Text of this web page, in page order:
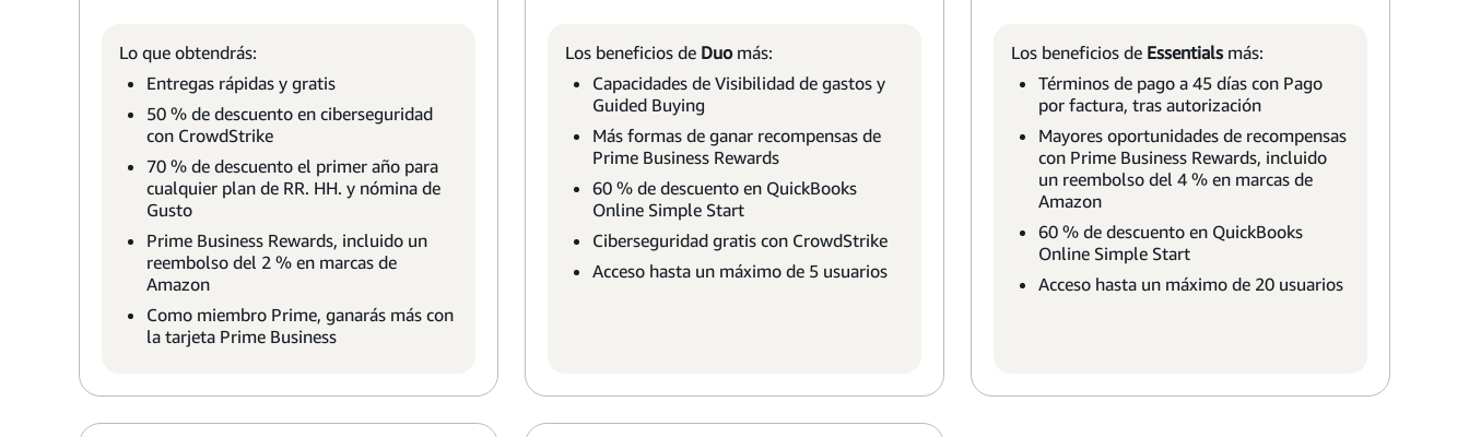
Lo que obtendrás:
Entregas rápidas y gratis
50 % de descuento en ciberseguridad
con CrowdStrike
70 % de descuento el primer año para
cualquier plan de RR. HH. y nómina de
Gusto
Prime Business Rewards, incluido un
reembolso del 2 % en marcas de
Amazon
Como miembro Prime, ganarás más con
la tarjeta Prime Business
Los beneficios de Duomás:
Capacidades de Visibilidad de gastos y
Guided Buying
Más formas de ganar recompensas de
Prime Business Rewards
60 % de descuento en QuickBooks
Online Simple Start
Ciberseguridad gratis con CrowdStrike
Acceso hasta un máximo de 5 usuarios
Los beneficios de Essentials más:
Términos de pago a 45 días con Pago
por factura, tras autorización
Mayores oportunidades de recompensas
con Prime Business Rewards, incluido
un reembolso del 4 % en marcas de
Amazon
60 % de descuento en QuickBooks
Online Simple Start
Acceso hasta un máximo de 20 usuarios